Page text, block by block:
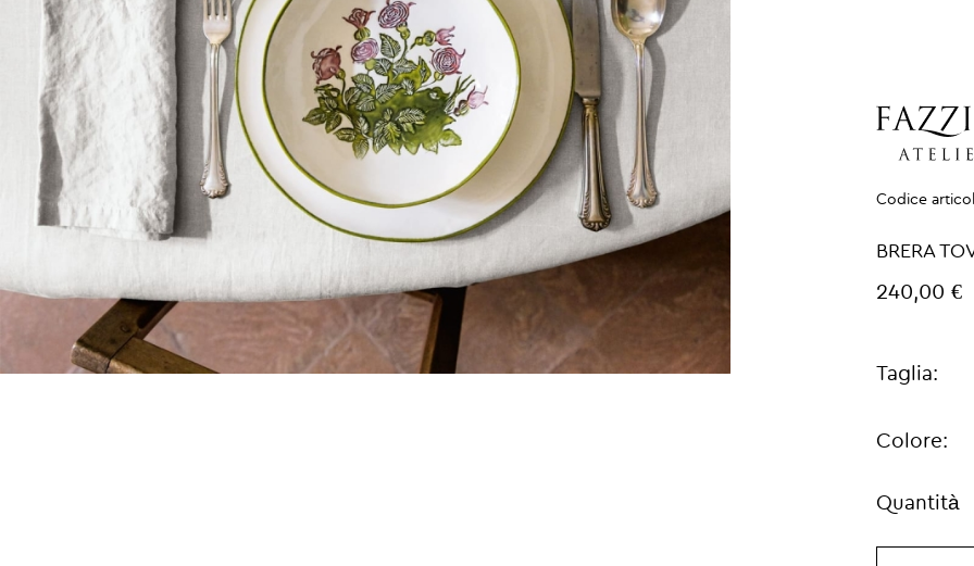
Codice
BRERA
240,00 €
Taglia:
Colore:
Quantità